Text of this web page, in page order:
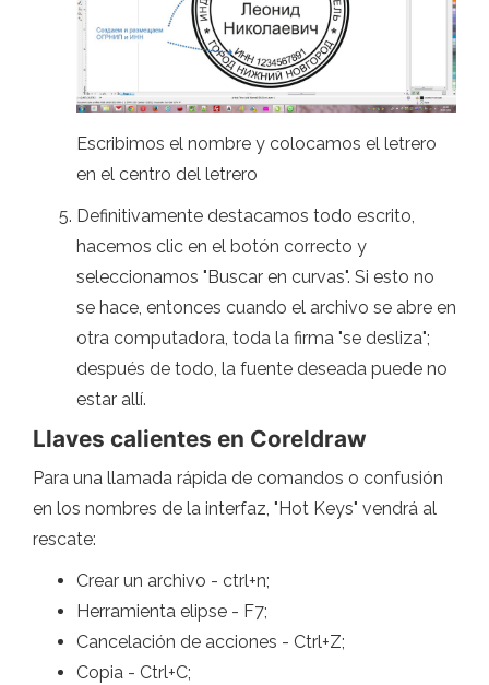
Escribimos el nombre y colocamos el letrero
en el centro del letrero
Definitivamente destacamos todo escrito,
hacemos clic en el botón correcto y
seleccionamos "Buscar en curvas". Si esto no
se hace, entonces cuando el archivo se abre en
otra computadora, toda la firma "se desliza";
después de todo, la fuente deseada puede no
estar allí.
Llaves calientes en Coreldraw
Para una llamada rápida de comandos o confusión
en los nombres de la interfaz, "Hot Keys" vendrá al
rescate:
Crear un archivo - ctrl+n;
Herramienta elipse - F7;
Cancelación de acciones - Ctrl+Z;
Copia - Ctrl+C;